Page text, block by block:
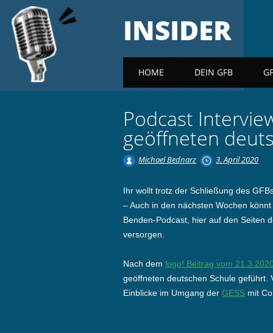
INSIDER
Main menu
HOME DEIN GFB
Podcast
geöffneten
Michael Bednarz 3. April 2020
Ihr wollt trotz der Schließung des
– Auch in den nächsten Wochen
Benden-Podcast, hier auf den Seiten
versorgen.
Nach dem logo! Beitrag vom 21.3.2020
geöffneten deutschen Schule geführt.
Einblicke im Umgang der GESS mit